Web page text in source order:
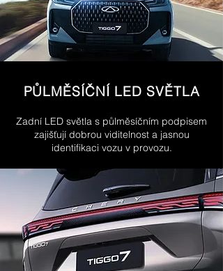
PŮLMĚSÍČNÍ LED SVĚTLA
Zadní LED světla s půlměsíčním podpisem
zajišťují dobrou viditelnost a jasnou
identifikaci vozu v provozu.